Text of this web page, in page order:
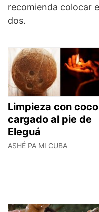
recomienda colocar
dos.
Limpieza con coco
cargado al pie de
Eleguá
ASHÉ PA MI CUBA